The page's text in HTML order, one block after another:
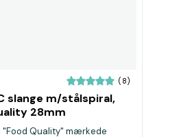
(8)
slange m/stålspiral,
28mm
"Food Quality" mærkede